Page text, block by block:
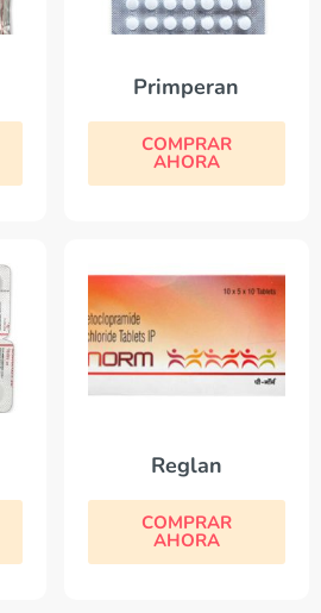
Primperan
COMPRAR
AHORA
Reglan
COMPRAR
AHORA